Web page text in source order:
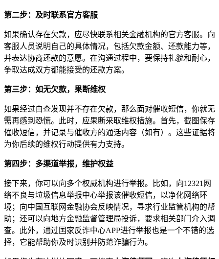
第二步：及时联系官方客服
如果确认存在欠款，应尽快联系相关金融机构的官方客服。向
客服人员说明自己的具体情况，包括欠款金额、还款能力等，
并表达协商还款的意愿。在沟通过程中，要保持礼貌和耐心，
争取达成双方都能接受的还款方案。
第三步：如无欠款，果断维权
如果经过自查发现并不存在欠款，那么面对催收短信，你就无
需再感到恐慌。此时，应果断采取维权措施。首先，截图保存
催收短信，并记录与催收方的通话内容（如有）。这些证据将
为你后续的维权行动提供有力支持。
第四步：多渠道举报，维护权益
接下来，你可以向多个权威机构进行举报。比如，向12321网
络不良与垃圾信息举报中心举报该催收短信，以净化网络环
境；向中国互联网金融协会反映情况，寻求行业监管机构的帮
助；还可以向地方金融监督管理局投诉，要求相关部门介入调
查。此外，通过国家反诈中心APP进行举报也是一个不错的选
择，它能帮助你及时识别并防范诈骗行为。